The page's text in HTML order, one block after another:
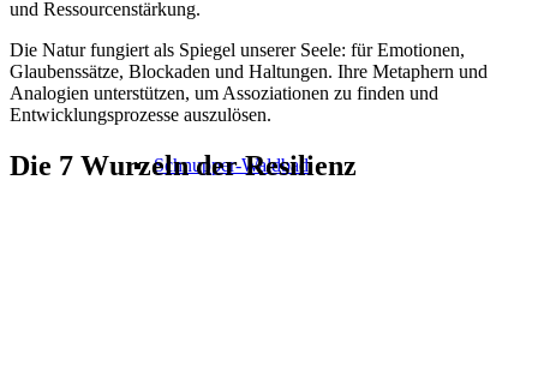
Schnupper-Waldbad
und Ressourcenstärkung.
Die Natur fungiert als Spiegel unserer Seele: für Emotionen,
Glaubenssätze, Blockaden und Haltungen. Ihre Metaphern und
Analogien unterstützen, um Assoziationen zu finden und
Entwicklungsprozesse auszulösen.
Die 7 Wurzeln der Resilienz